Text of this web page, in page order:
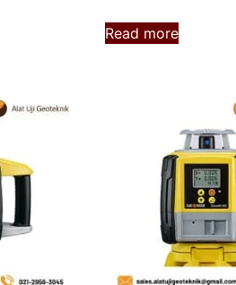
Read more